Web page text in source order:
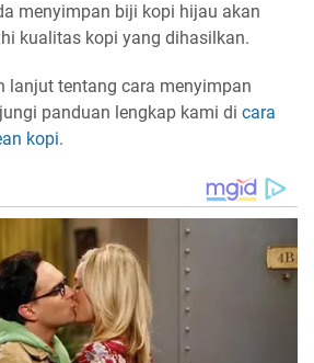
menyimpan biji kopi hijau akan
kualitas kopi yang dihasilkan.
lanjut tentang cara menyimpan
panduan lengkap kami di cara
kopi.